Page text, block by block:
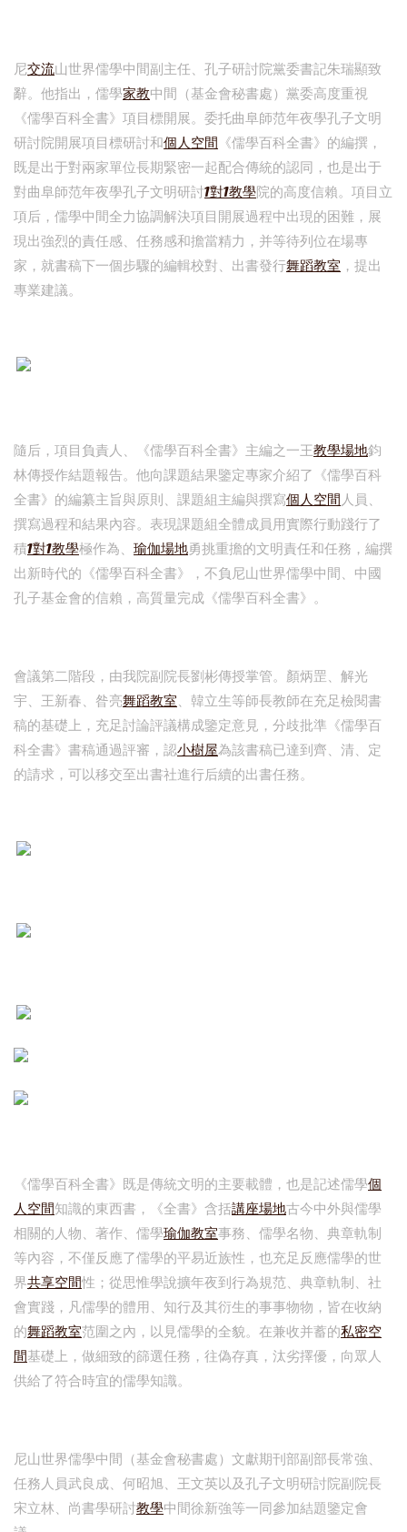
尼交流山世界儒學中間副主任、孔子研討院黨委書記朱瑞顯致
辭。他指出，儒學家教中間（基金會秘書處）黨委高度重視
《儒學百科全書》項目標開展。委托曲阜師范年夜學孔子文明
研討院開展項目標研討和個人空間 《儒學百科全書》的編撰，
既是出于對兩家單位長期緊密一起配合傳統的認同，也是出于
對曲阜師范年夜學孔子文明研討1對1教學院的高度信賴。項目立
項后，儒學中間全力協調解決項目開展過程中出現的困難，展
現出強烈的責任感、任務感和擔當精力，并等待列位在場專
家，就書稿下一個步驟的編輯校對、出書發行舞蹈教室 ，提出
專業建議。
隨后，項目負責人、《儒學百科全書》主編之一王教學場地鈞
林傳授作結題報告。他向課題結果鑒定專家介紹了《儒學百科
全書》的編纂主旨與原則、課題組主編與撰寫個人空間人員、
撰寫過程和結果內容。表現課題組全體成員用實際行動踐行了
積1對1教學極作為、 瑜伽場地勇挑重擔的文明責任和任務，編撰
出新時代的《儒學百科全書》，不負尼山世界儒學中間、中國
孔子基金會的信賴，高質量完成《儒學百科全書》。
會議第二階段，由我院副院長劉彬傳授掌管。顏炳罡、解光
宇、王新春、昝亮舞蹈教室、韓立生等師長教師在充足檢閱書
稿的基礎上，充足討論評議構成鑒定意見，分歧批準《儒學百
科全書》書稿通過評審，認小樹屋為該書稿已達到齊、清、定
的請求，可以移交至出書社進行后續的出書任務。
《儒學百科全書》既是傳統文明的主要載體，也是記述儒學個
人空間知識的東西書，《全書》含括講座場地古今中外與儒學
相關的人物、著作、儒學瑜伽教室事務、儒學名物、典章軌制
等內容，不僅反應了儒學的平易近族性，也充足反應儒學的世
界共享空間性；從思惟學說擴年夜到行為規范、典章軌制、社
會實踐，凡儒學的體用、知行及其衍生的事事物物，皆在收納
的舞蹈教室范圍之內，以見儒學的全貌。在兼收并蓄的私密空
間基礎上，做細致的篩選任務，往偽存真，汰劣擇優，向眾人
供給了符合時宜的儒學知識。
尼山世界儒學中間（基金會秘書處）文獻期刊部副部長常強、
任務人員武良成、何昭旭、王文英以及孔子文明研討院副院長
宋立林、尚書學研討教學中間徐新強等一同參加結題鑒定會